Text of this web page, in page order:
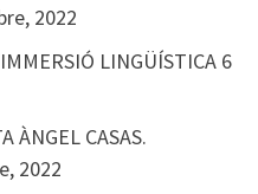
2022
LINGÜÍSTICA 6
ÀNGEL CASAS.
2022